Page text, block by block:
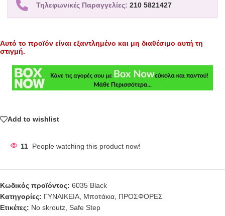
Τηλεφωνικές Παραγγελίες: 210 5821427
Αυτό το προϊόν είναι εξαντλημένο και μη διαθέσιμο αυτή τη
στιγμή.
Add to wishlist
11 People watching this product now!
Κωδικός προϊόντος: 6035 Black
Κατηγορίες: ΓΥΝΑΙΚΕΙΑ Μποτάκια ΠΡΟΣΦΟΡΕΣ
Ετικέτες: No skroutz Safe Step